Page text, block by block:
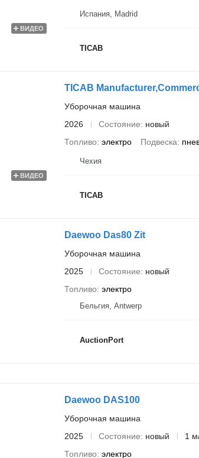
ВИДЕО
Испания, Madrid
ТІСАВ
ВИДЕО
TICAB
Уборочная машина
2026
Состояние
новый
Топливо электро Подвеска
Чехия
ТІСАВ
Daewoo Das80 Zit
Уборочная машина
2025
Состояние
новый
Топливо электро
Бельгия, Antwerp
AuctionPort
Daewoo DAS100
Уборочная машина
2025
Состояние новый
1
Топливо электро